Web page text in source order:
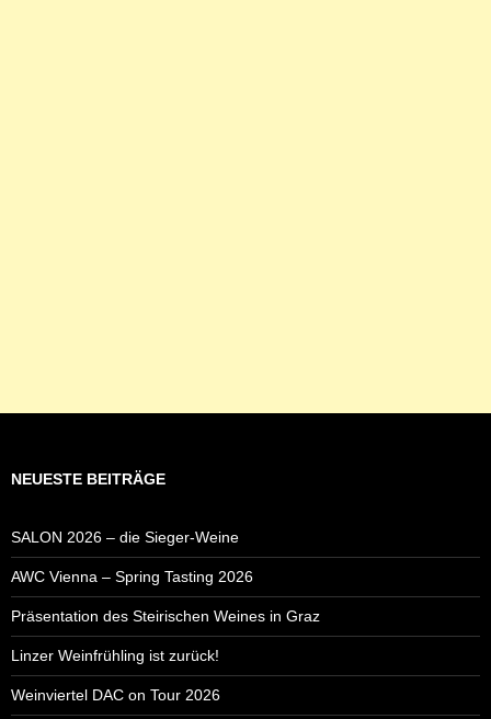
NEUESTE BEITRÄGE
SALON 2026 – die Sieger-Weine
AWC Vienna – Spring Tasting 2026
Präsentation des Steirischen Weines in Graz
Linzer Weinfrühling ist zurück!
Weinviertel DAC on Tour 2026